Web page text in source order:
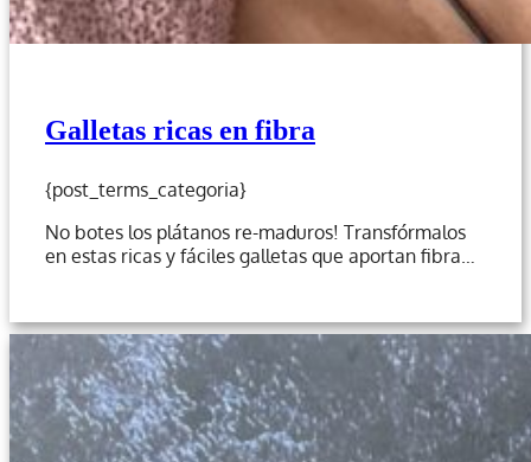
Galletas ricas en fibra
{post_terms_categoria}
No botes los plátanos re-maduros! Transfórmalos
en estas ricas y fáciles galletas que aportan fibra…